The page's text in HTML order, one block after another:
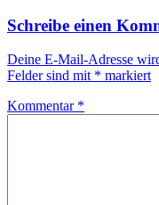
Schreibe einen
Deine E-Mail-Adresse
Felder sind mit * markiert
Kommentar *